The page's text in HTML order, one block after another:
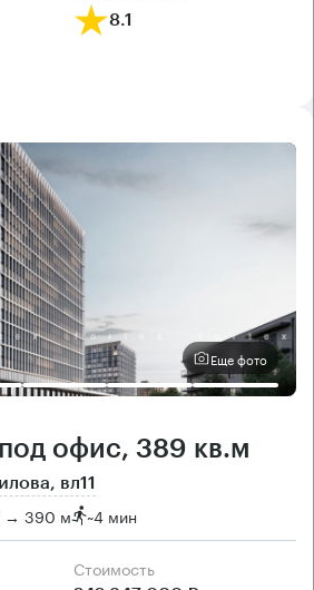
8.1
Еще фото
офис, 389 кв.м
вл11
→ 390 м ~4 мин
Cтоимость